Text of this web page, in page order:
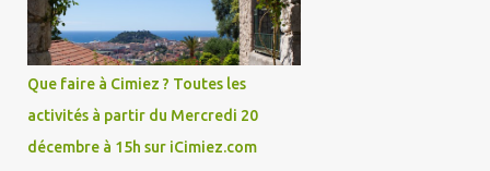
Que faire à Cimiez ? Toutes les
activités à partir du Mercredi 20
décembre à 15h sur iCimiez.com